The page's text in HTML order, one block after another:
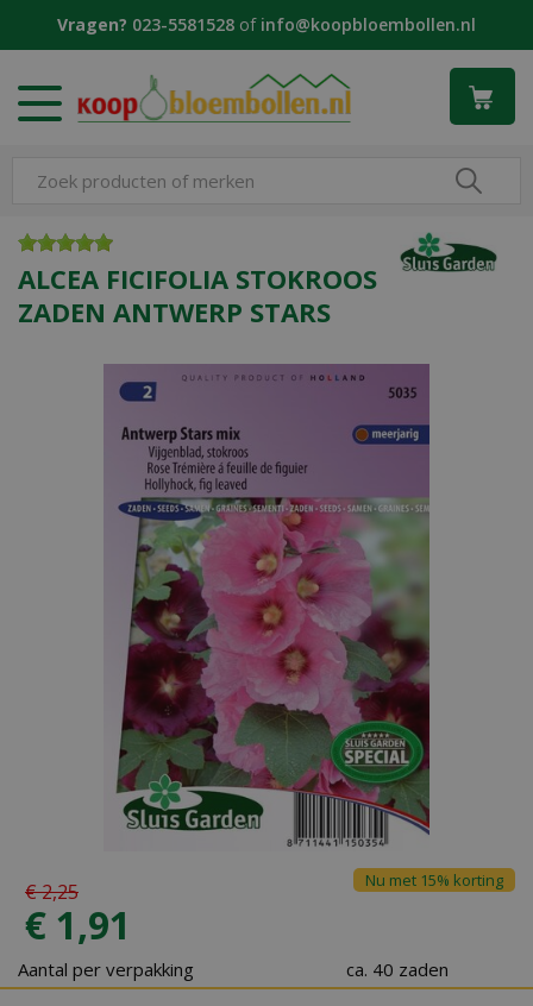
Vragen? 023-5581528 of info@koopbloembollen.nl
ALCEA FICIFOLIA STOKROOS
ZADEN ANTWERP STARS
€2,25
€ 1,91
Nu met 15% korting
Aantal per verpakking ca. 40 zaden